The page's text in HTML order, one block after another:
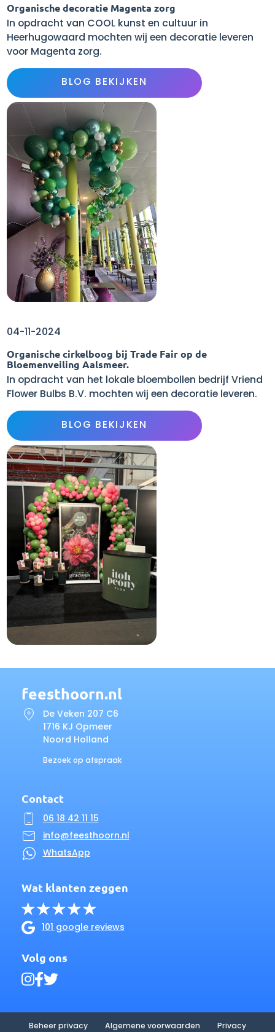
Organische decoratie Magenta zorg
In opdracht van COOL kunst en cultuur in
Heerhugowaard mochten wij een decoratie leveren
voor Magenta zorg.
BLOG BEKIJKEN
04-11-2024
Organische cirkelboog bij Trade Fair op de
Bloemenveiling Aalsmeer.
In opdracht van het lokale bloembollen bedrijf Vriend
Flower Bulbs B.V. mochten wij een decoratie leveren.
BLOG BEKIJKEN
feesthoorn.nl
De Veken 207 C6
1716 KJ Opmeer
Noord Holland
Bezoek op afspraak
Contact
06 18 42 11 15
info@feesthoorn.nl
WhatsApp
Wat klanten zeggen
101 google reviews
Volg ons
Beheer privacy Algemene voorwaarden Privacy